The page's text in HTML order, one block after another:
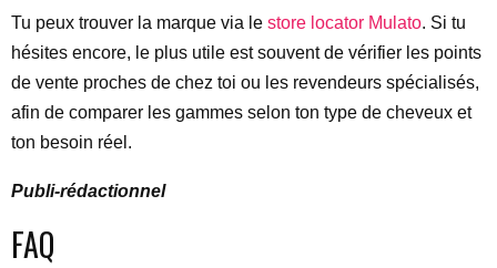
Tu peux trouver la marque via le store locator Mulato. Si tu
hésites encore, le plus utile est souvent de vérifier les points
de vente proches de chez toi ou les revendeurs spécialisés,
afin de comparer les gammes selon ton type de cheveux et
ton besoin réel.
Publi-rédactionnel
FAQ